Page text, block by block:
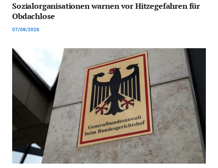
Sozialorganisationen warnen vor Hitzegefahren für
Obdachlose
07/08/2026